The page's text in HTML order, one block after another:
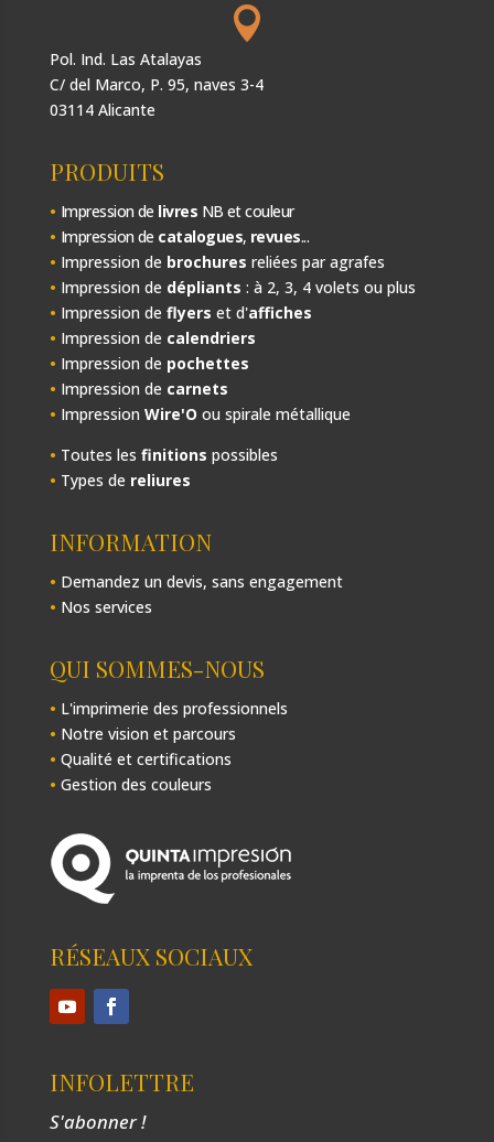

Pol. Ind. Las Atalayas
C/ del Marco, P. 95, naves 3-4
03114 Alicante
PRODUITS
• Impression de livres NB et couleur
• Impression de catalogues, revues...
• Impression de brochures reliées par agrafes
• Impression de dépliants : à 2, 3, 4 volets ou plus
• Impression de flyers et d'affiches
• Impression de calendriers
• Impression de pochettes
• Impression de carnets
• Impression Wire'O ou spirale métallique
• Toutes les finitions possibles
• Types de reliures
INFORMATION
• Demandez un devis, sans engagement
• Nos services
QUI SOMMES-NOUS
• L'imprimerie des professionnels
• Notre vision et parcours
• Qualité et certifications
• Gestion des couleurs
RÉSEAUX SOCIAUX
INFOLETTRE
S'abonner !